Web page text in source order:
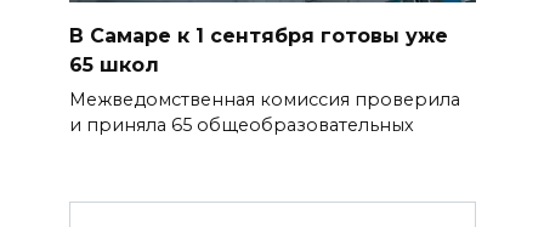
В Самаре к 1 сентября готовы уже
65 школ
Межведомственная комиссия проверила
и приняла 65 общеобразовательных